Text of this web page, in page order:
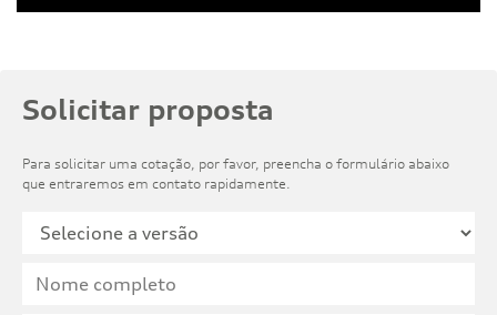
Solicitar proposta
Para solicitar uma cotação, por favor, preencha o formulário abaixo
que entraremos em contato rapidamente.